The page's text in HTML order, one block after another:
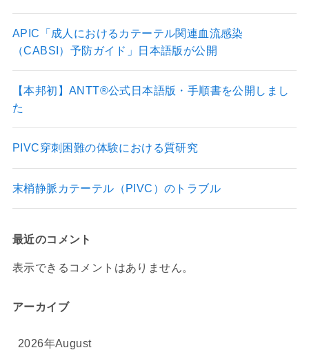
APIC「成人におけるカテーテル関連血流感染
（CABSI）予防ガイド」日本語版が公開
【本邦初】ANTT®公式日本語版・手順書を公開しまし
た
PIVC穿刺困難の体験における質研究
末梢静脈カテーテル（PIVC）のトラブル
最近のコメント
表示できるコメントはありません。
アーカイブ
2026年August